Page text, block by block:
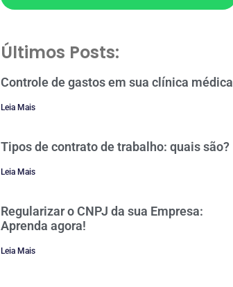
Últimos Posts:
Controle de gastos em sua clínica médica
Leia Mais
Tipos de contrato de trabalho: quais são?
Leia Mais
Regularizar o CNPJ da sua Empresa:
Aprenda agora!
Leia Mais